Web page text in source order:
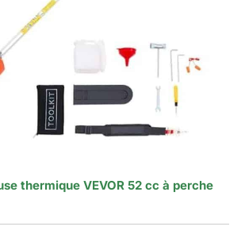
thermique VEVOR 52 cc à perche